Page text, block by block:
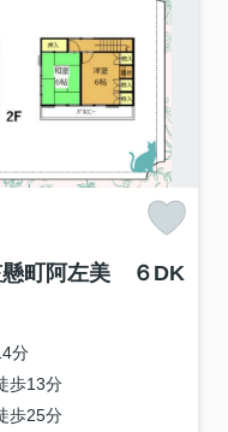
懸町阿左美 ６DK
分
歩13分
歩25分